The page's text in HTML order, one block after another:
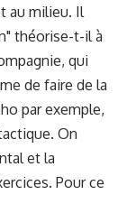
au milieu. Il
théorise-t-il à
qui
de faire de la
par exemple,
On
et la
Pour ce